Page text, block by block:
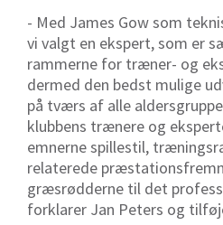
- Med James Gow som
vi valgt en ekspert, som er
rammerne for træner- og
dermed den bedst mulige
på tværs af alle
klubbens trænere og
emnerne spillestil,
relaterede
græsrødderne til det
forklarer Jan Peters og